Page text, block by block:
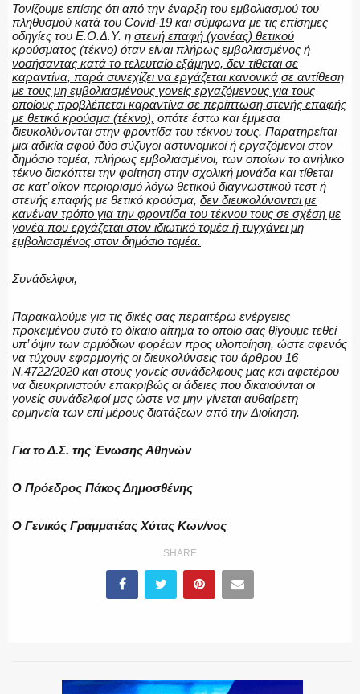
Τονίζουμε επίσης ότι από την έναρξη του εμβολιασμού του
πληθυσμού κατά του Covid-19 και σύμφωνα με τις επίσημες
οδηγίες του Ε.Ο.Δ.Υ. η στενή επαφή (γονέας) θετικού
κρούσματος (τέκνο) όταν είναι πλήρως εμβολιασμένος ή
νοσήσαντας κατά το τελευταίο εξάμηνο, δεν τίθεται σε
καραντίνα, παρά συνεχίζει να εργάζεται κανονικά σε αντίθεση
με τους μη εμβολιασμένους γονείς εργαζόμενους για τους
οποίους προβλέπεται καραντίνα σε περίπτωση στενής επαφής
με θετικό κρούσμα (τέκνο), οπότε έστω και έμμεσα
διευκολύνονται στην φροντίδα του τέκνου τους. Παρατηρείται
μια αδικία αφού δύο σύζυγοι αστυνομικοί ή εργαζόμενοι στον
δημόσιο τομέα, πλήρως εμβολιασμένοι, των οποίων το ανήλικο
τέκνο διακόπτει την φοίτηση στην σχολική μονάδα και τίθεται
σε κατ’ οίκον περιορισμό λόγω θετικού διαγνωστικού τεστ ή
στενής επαφής με θετικό κρούσμα, δεν διευκολύνονται με
κανέναν τρόπο για την φροντίδα του τέκνου τους σε σχέση με
γονέα που εργάζεται στον ιδιωτικό τομέα ή τυγχάνει μη
εμβολιασμένος στον δημόσιο τομέα.
Συνάδελφοι,
Παρακαλούμε για τις δικές σας περαιτέρω ενέργειες
προκειμένου αυτό το δίκαιο αίτημα το οποίο σας θίγουμε τεθεί
υπ’ όψιν των αρμόδιων φορέων προς υλοποίηση, ώστε αφενός
να τύχουν εφαρμογής οι διευκολύνσεις του άρθρου 16
Ν.4722/2020 και στους γονείς συνάδελφους μας και αφετέρου
να διευκρινιστούν επακριβώς οι άδειες που δικαιούνται οι
γονείς συνάδελφοί μας ώστε να μην γίνεται αυθαίρετη
ερμηνεία των επί μέρους διατάξεων από την Διοίκηση.
Για το Δ.Σ. της Ένωσης Αθηνών
Ο Πρόεδρος Πάκος Δημοσθένης
Ο Γενικός Γραμματέας Χύτας Κων/νος
SHARE